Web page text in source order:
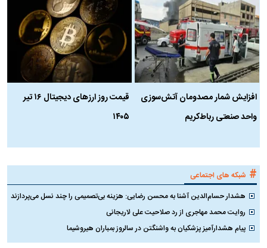
افزایش شمار مصدومان آتش‌سوزی
واحد صنعتی رباط‌کریم
قیمت روز ارز‌های دیجیتال ۱۶ تیر
۱۴۰۵
# شبکه های اجتماعی
هشدار حسام‌الدین آشنا به محسن رضایی: هزینه بی‌تصمیمی را چند نسل می‌پردازند
روایت محمد مهاجری از رد صلاحیت علی لاریجانی
پیام هشدارآمیز پزشکیان به واشنگتن در سالروز بمباران هیروشیما